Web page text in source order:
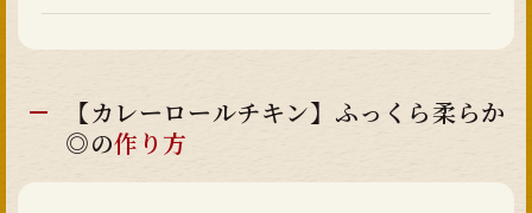
【カレーロールチキン】ふっくら柔らか
◎の作り方